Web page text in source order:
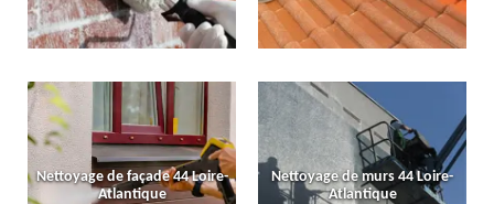
Nettoyage de façade 44 Loire-
Atlantique
Nettoyage de murs 44 Loire-
Atlantique